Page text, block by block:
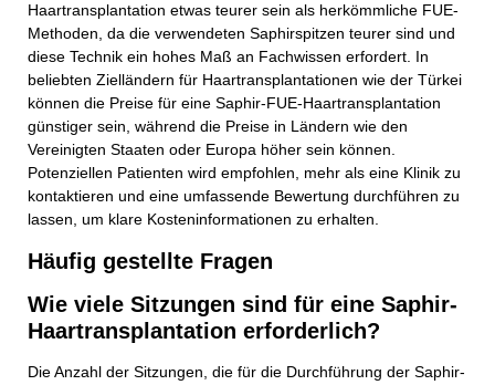
Haartransplantation etwas teurer sein als herkömmliche FUE-
Methoden, da die verwendeten Saphirspitzen teurer sind und
diese Technik ein hohes Maß an Fachwissen erfordert. In
beliebten Zielländern für Haartransplantationen wie der Türkei
können die Preise für eine Saphir-FUE-Haartransplantation
günstiger sein, während die Preise in Ländern wie den
Vereinigten Staaten oder Europa höher sein können.
Potenziellen Patienten wird empfohlen, mehr als eine Klinik zu
kontaktieren und eine umfassende Bewertung durchführen zu
lassen, um klare Kosteninformationen zu erhalten.
Häufig gestellte Fragen
Wie viele Sitzungen sind für eine Saphir-
Haartransplantation erforderlich?
Die Anzahl der Sitzungen, die für die Durchführung der Saphir-
Kontaktieren Sie uns!